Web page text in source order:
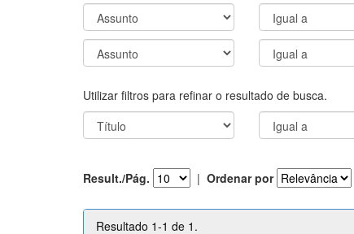
Utilizar filtros para refinar o resultado de busca.
Result./Pág. | Ordenar por
Resultado 1-1 de 1.